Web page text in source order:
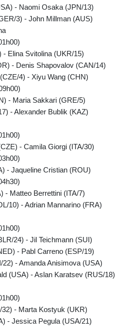
- Naomi Osaka (JPN/13)
3) - John Millman (AUS)
- Elina Svitolina (UKR/15)
- Denis Shapovalov (CAN/14)
4) - Xiyu Wang (CHN)
- Maria Sakkari (GRE/5)
- Alexander Bublik (KAZ)
- Camila Giorgi (ITA/30)
- Jaqueline Cristian (ROU)
- Matteo Berrettini (ITA/7)
10) - Adrian Mannarino (FRA)
24) - Jil Teichmann (SUI)
- Pabl Carreno (ESP/19)
22) - Amanda Anisimova (USA)
(USA) - Aslan Karatsev (RUS/18)
- Marta Kostyuk (UKR)
- Jessica Pegula (USA/21)